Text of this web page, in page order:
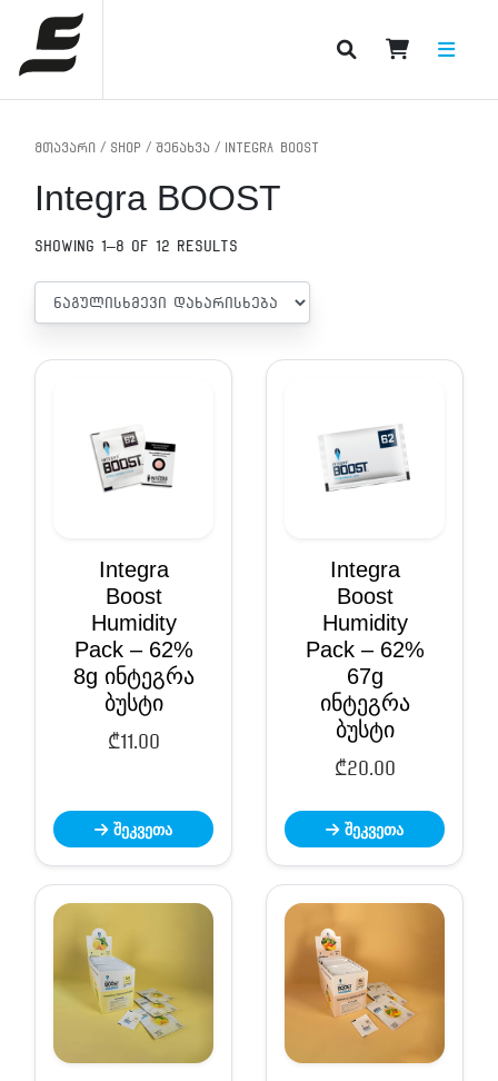
PRODUCT CATEGORIES
მთავარი / Shop / შენახვა / Integra BOOST
Integra BOOST
Showing 1–8 of 12 results
Integra
Boost
Humidity
Pack – 62%
8g ინტეგრა
ბუსტი
₾ 11.00
შეკვეთა
Integra
Boost
Humidity
Pack – 62%
67g
ინტეგრა
ბუსტი
₾ 20.00
შეკვეთა